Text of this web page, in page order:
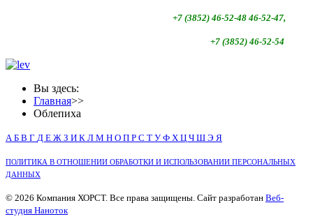
+7 (3852) 46-52-48 46-52-47,
+7 (3852) 46-52-54
Вы здесь:
Главная>>
Облепиха
А Б В Г Д Е Ж З И К Л М Н О П Р С Т У Ф Х Ц Ч Ш Э Я
ПОЛИТИКА В ОТНОШЕНИИ ОБРАБОТКИ И ИСПОЛЬЗОВАНИИ ПЕРСОНАЛЬНЫХ
ДАННЫХ
© 2026 Компания ХОРСТ. Все права защищены. Сайт разработан Веб-
студия Наноток